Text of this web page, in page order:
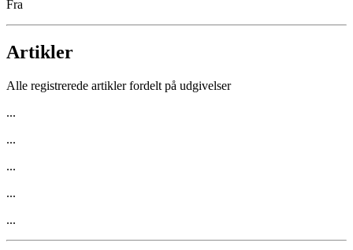
Fra
Artikler
Alle registrerede artikler fordelt på udgivelser
...
...
...
...
...